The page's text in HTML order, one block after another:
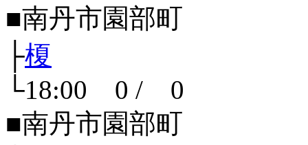
■南丹市園部町
├榎
└18:00 0 / 0
■南丹市園部町